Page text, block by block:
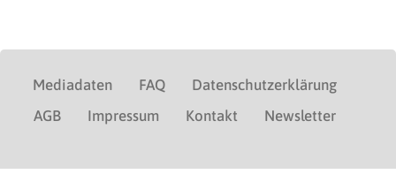
Mediadaten FAQ
Datenschutzerklärung
AGB
Impressum Kontakt Newsletter